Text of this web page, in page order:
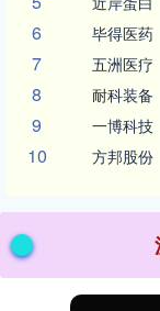
6 毕得医药
7 五洲医疗
8 耐科装备
9 一博科技
10 方邦股份